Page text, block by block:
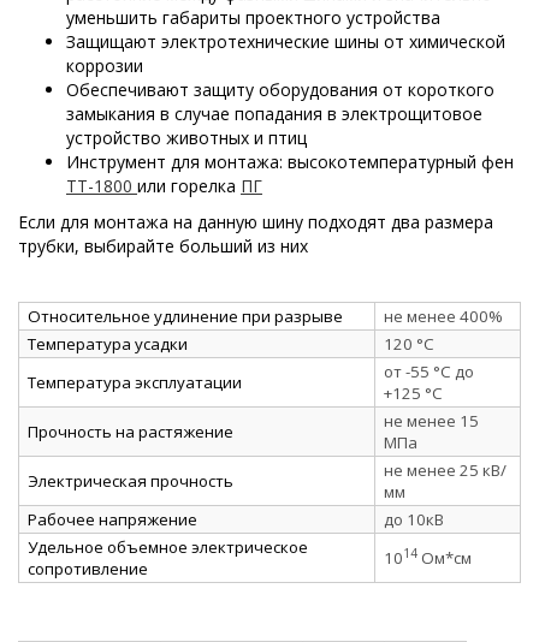
уменьшить габариты проектного устройства
Защищают электротехнические шины от химической
коррозии
Обеспечивают защиту оборудования от короткого
замыкания в случае попадания в электрощитовое
устройство животных и птиц
Инструмент для монтажа: высокотемпературный фен
ТТ-1800 или горелка ПГ
Если для монтажа на данную шину подходят два размера
трубки, выбирайте больший из них
Относительное удлинение при разрыве
не менее 400%
Температура усадки
120 °C
Температура эксплуатации
от -55 °C до
+125 °C
Прочность на растяжение
не менее 15
МПа
Электрическая прочность
не менее 25 кВ/
мм
Рабочее напряжение
до 10кВ
Удельное объемное электрическое
сопротивление
1014 Ом*см